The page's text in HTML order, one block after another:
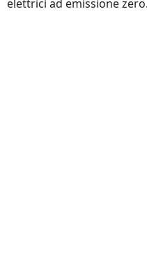
elettrici ad emissione zero.